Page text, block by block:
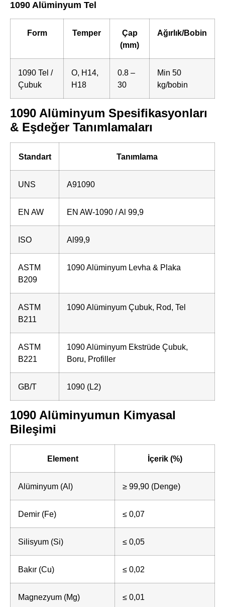
1090 Alüminyum Tel
Form Temper
Çap
(mm)
Ağırlık/Bobin
1090 Tel /
Çubuk
O, H14,
H18
0.8 –
30
Min 50
kg/bobin
1090 Alüminyum Spesifikasyonları
& Eşdeğer Tanımlamaları
Standart Tanımlama
UNS A91090
EN AW EN AW-1090 / Al 99,9
ISO Al99,9
ASTM
B209
1090 Alüminyum Levha & Plaka
ASTM
B211
1090 Alüminyum Çubuk, Rod, Tel
ASTM
B221
1090 Alüminyum Ekstrüde Çubuk,
Boru, Profiller
GB/T 1090 (L2)
1090 Alüminyumun Kimyasal
Bileşimi
Element İçerik (%)
Alüminyum (Al) ≥ 99,90 (Denge)
Demir (Fe) ≤ 0,07
Silisyum (Si) ≤ 0,05
Bakır (Cu) ≤ 0,02
Magnezyum (Mg) ≤ 0,01